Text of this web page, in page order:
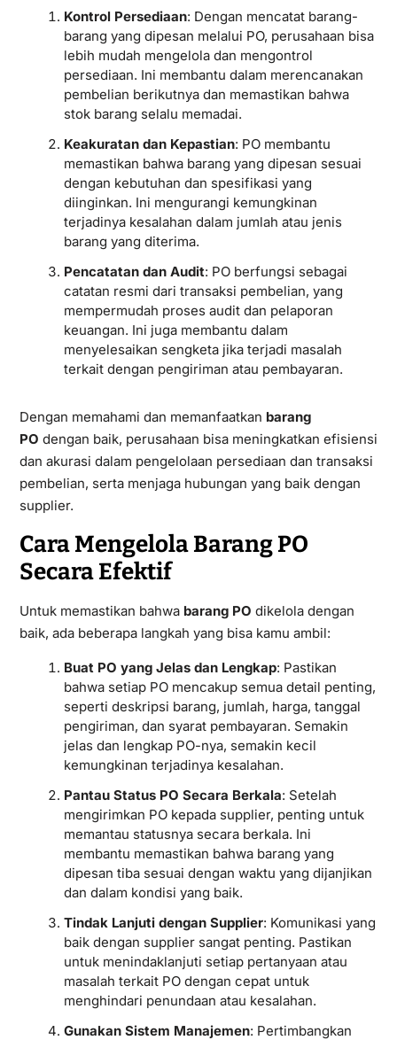
Kontrol Persediaan: Dengan mencatat barang-
barang yang dipesan melalui PO, perusahaan bisa
lebih mudah mengelola dan mengontrol
persediaan. Ini membantu dalam merencanakan
pembelian berikutnya dan memastikan bahwa
stok barang selalu memadai.
Keakuratan dan Kepastian: PO membantu
memastikan bahwa barang yang dipesan sesuai
dengan kebutuhan dan spesifikasi yang
diinginkan. Ini mengurangi kemungkinan
terjadinya kesalahan dalam jumlah atau jenis
barang yang diterima.
Pencatatan dan Audit: PO berfungsi sebagai
catatan resmi dari transaksi pembelian, yang
mempermudah proses audit dan pelaporan
keuangan. Ini juga membantu dalam
menyelesaikan sengketa jika terjadi masalah
terkait dengan pengiriman atau pembayaran.
Dengan memahami dan memanfaatkan barang
PO dengan baik, perusahaan bisa meningkatkan efisiensi
dan akurasi dalam pengelolaan persediaan dan transaksi
pembelian, serta menjaga hubungan yang baik dengan
supplier.
Cara Mengelola Barang PO
Secara Efektif
Untuk memastikan bahwa barang PO dikelola dengan
baik, ada beberapa langkah yang bisa kamu ambil:
Buat PO yang Jelas dan Lengkap: Pastikan
bahwa setiap PO mencakup semua detail penting,
seperti deskripsi barang, jumlah, harga, tanggal
pengiriman, dan syarat pembayaran. Semakin
jelas dan lengkap PO-nya, semakin kecil
kemungkinan terjadinya kesalahan.
Pantau Status PO Secara Berkala: Setelah
mengirimkan PO kepada supplier, penting untuk
memantau statusnya secara berkala. Ini
membantu memastikan bahwa barang yang
dipesan tiba sesuai dengan waktu yang dijanjikan
dan dalam kondisi yang baik.
Tindak Lanjuti dengan Supplier: Komunikasi yang
baik dengan supplier sangat penting. Pastikan
untuk menindaklanjuti setiap pertanyaan atau
masalah terkait PO dengan cepat untuk
menghindari penundaan atau kesalahan.
Gunakan Sistem Manajemen: Pertimbangkan